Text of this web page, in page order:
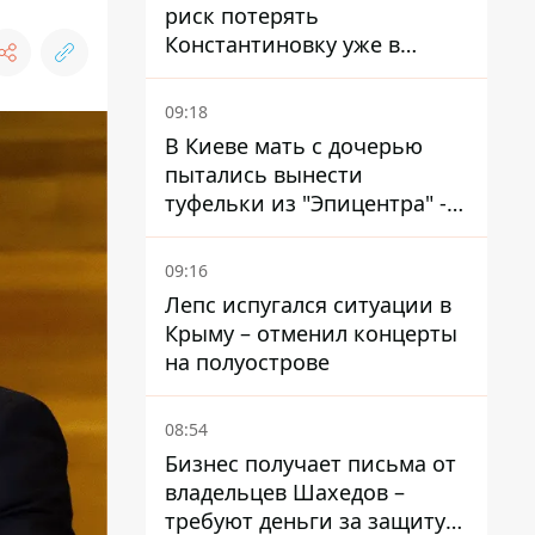
риск потерять
Константиновку уже в
ближайшие месяцы
09:18
В Киеве мать с дочерью
пытались вынести
туфельки из "Эпицентра" -
суд вынес приговор
09:16
Лепс испугался ситуации в
Крыму – отменил концерты
на полуострове
08:54
Бизнес получает письма от
владельцев Шахедов –
требуют деньги за защиту